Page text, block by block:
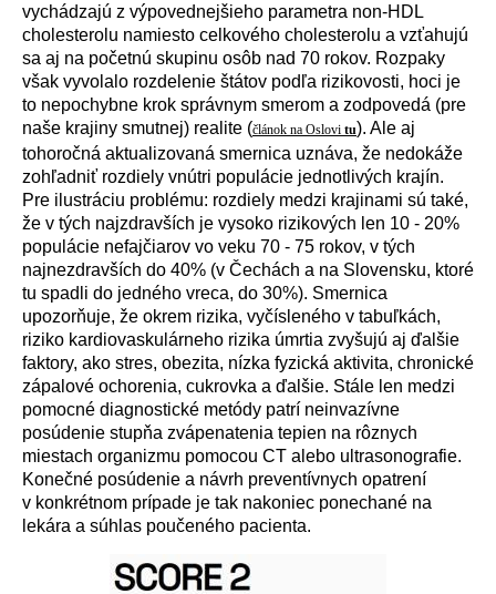
vychádzajú z výpovednejšieho parametra non-HDL
cholesterolu namiesto celkového cholesterolu a vzťahujú
sa aj na početnú skupinu osôb nad 70 rokov. Rozpaky
však vyvolalo rozdelenie štátov podľa rizikovosti, hoci je
to nepochybne krok správnym smerom a zodpovedá (pre
naše krajiny smutnej) realite (článok na Oslovi tu). Ale aj
tohoročná aktualizovaná smernica uznáva, že nedokáže
zohľadniť rozdiely vnútri populácie jednotlivých krajín.
Pre ilustráciu problému: rozdiely medzi krajinami sú také,
že v tých najzdravších je vysoko rizikových len 10 - 20%
populácie nefajčiarov vo veku 70 - 75 rokov, v tých
najnezdravších do 40% (v Čechách a na Slovensku, ktoré
tu spadli do jedného vreca, do 30%). Smernica
upozorňuje, že okrem rizika, vyčísleného v tabuľkách,
riziko kardiovaskulárneho rizika úmrtia zvyšujú aj ďalšie
faktory, ako stres, obezita, nízka fyzická aktivita, chronické
zápalové ochorenia, cukrovka a ďalšie. Stále len medzi
pomocné diagnostické metódy patrí neinvazívne
posúdenie stupňa zvápenatenia tepien na rôznych
miestach organizmu pomocou CT alebo ultrasonografie.
Konečné posúdenie a návrh preventívnych opatrení
v konkrétnom prípade je tak nakoniec ponechané na
lekára a súhlas poučeného pacienta.